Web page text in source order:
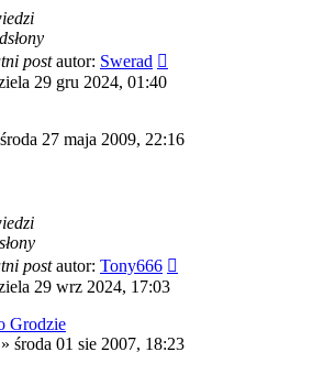
postautor: Swerad
29 gru 2024, 01:40
środa 27 maja 2009, 22:16
postautor: Tony666
29 wrz 2024, 17:03
Grodzie
» środa 01 sie 2007, 18:23